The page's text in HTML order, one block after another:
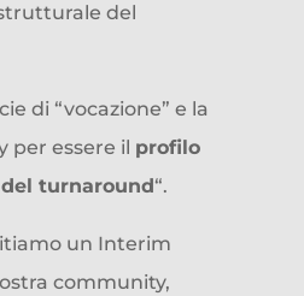
del
di “vocazione” e la
per essere il profilo
turnaround“.
un Interim
community,